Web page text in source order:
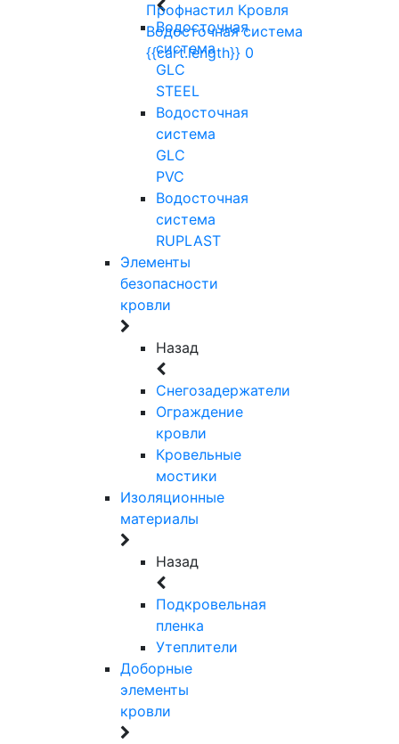
Водосточная
система
GLC
STEEL
Водосточная
система
GLC
PVC
Водосточная
система
RUPLAST
Элементы
безопасности
кровли
Назад
Снегозадержатели
Ограждение
кровли
Кровельные
мостики
Изоляционные
материалы
Назад
Подкровельная
пленка
Утеплители
Доборные
элементы
кровли
Профнастил Кровля
Водосточная система
{{cart.length}} 0